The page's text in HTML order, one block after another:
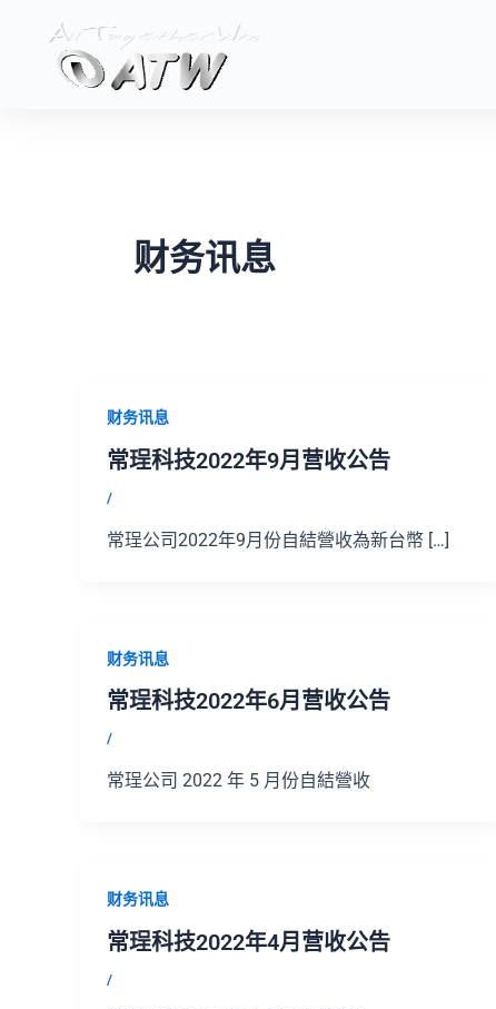
财务讯息
财务讯息
常珵科技2022年9月营收公告
/
常珵公司2022年9月份自結營收為新台幣 […]
财务讯息
常珵科技2022年6月营收公告
/
常珵公司 2022 年 5 月份自結營收
财务讯息
常珵科技2022年4月营收公告
/